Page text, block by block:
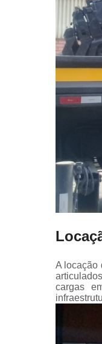
A locação
cargas